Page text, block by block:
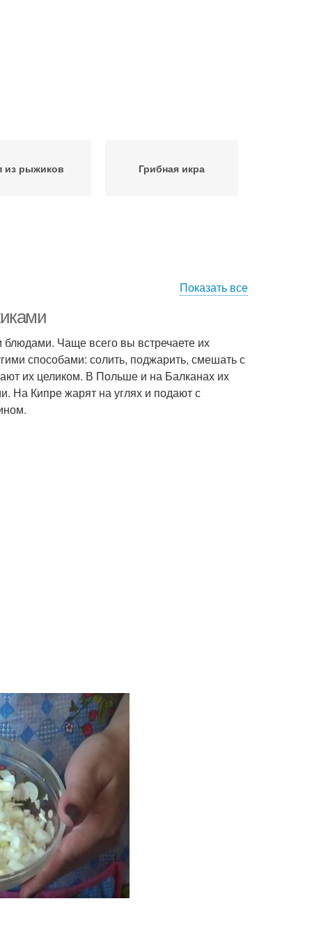
из рыжиков Грибная икра
Показать все
Чаще всего вы встречаете их
способами: солить, поджарить, смешать с
их целиком. В Польше и на Балканах их
На Кипре жарят на углях и подают с